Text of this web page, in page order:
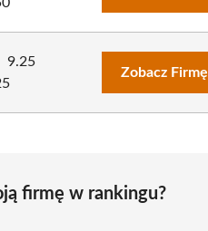
9.25
Zobacz Firmę
firmę w rankingu?